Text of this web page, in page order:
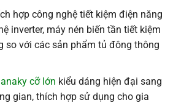
hợp công nghệ tiết kiệm điện năng
inverter, máy nén biến tần tiết kiệm
so với các sản phẩm tủ đông thông
cỡ lớn kiểu dáng hiện đại sang
gian, thích hợp sử dụng cho gia